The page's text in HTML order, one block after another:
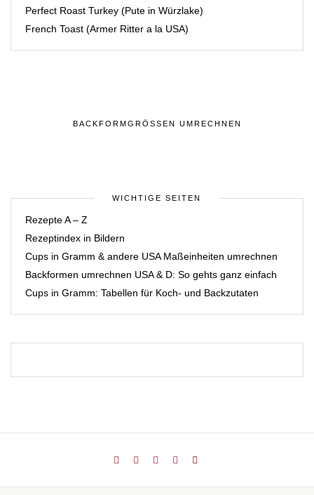
Perfect Roast Turkey (Pute in Würzlake)
French Toast (Armer Ritter a la USA)
BACKFORMGRÖSSEN UMRECHNEN
WICHTIGE SEITEN
Rezepte A – Z
Rezeptindex in Bildern
Cups in Gramm & andere USA Maßeinheiten umrechnen
Backformen umrechnen USA & D: So gehts ganz einfach
Cups in Gramm: Tabellen für Koch- und Backzutaten